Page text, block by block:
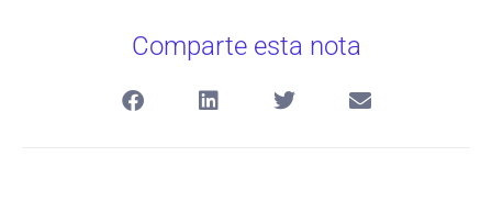
Comparte esta nota